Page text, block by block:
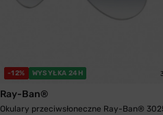
-12% WYSYŁKA 24H
Ray-Ban®
Okulary przeciwsłoneczne Ray-Ban®